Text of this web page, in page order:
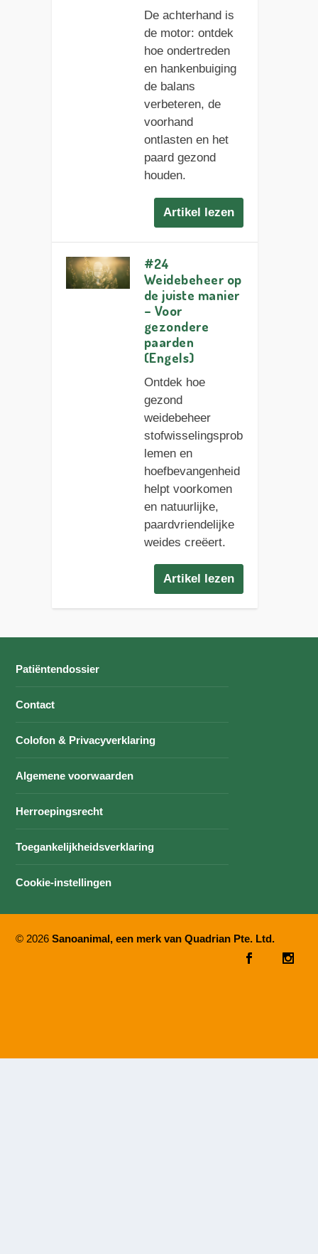
De achterhand is
de motor: ontdek
hoe ondertreden
en hankenbuiging
de balans
verbeteren, de
voorhand
ontlasten en het
paard gezond
houden.
Artikel lezen
#24
Weidebeheer op
de juiste manier
– Voor
gezondere
paarden
(Engels)
Ontdek hoe
gezond
weidebeheer
stofwisselingsprob
lemen en
hoefbevangenheid
helpt voorkomen
en natuurlijke,
paardvriendelijke
weides creëert.
Artikel lezen
Patiëntendossier
Contact
Colofon & Privacyverklaring
Algemene voorwaarden
Herroepingsrecht
Toegankelijkheidsverklaring
Cookie-instellingen
© 2026Sanoanimal, een merk van Quadrian Pte. Ltd.